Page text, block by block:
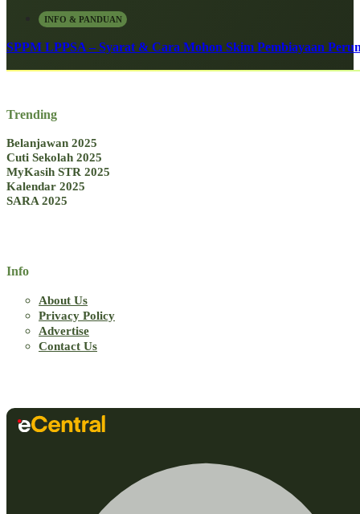
INFO & PANDUAN
SPPM LPPSA – Syarat & Cara Mohon Skim Pembiayaan
Trending
Belanjawan 2025
Cuti Sekolah 2025
MyKasih STR 2025
Kalendar 2025
SARA 2025
Info
About Us
Privacy Policy
Advertise
Contact Us